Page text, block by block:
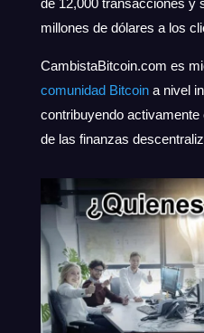
de 12,000 transacciones y
millones de dólares a los
CambistaBitcoin.com es
comunidad Bitcoina nivel
contribuyendo
de las finanzas